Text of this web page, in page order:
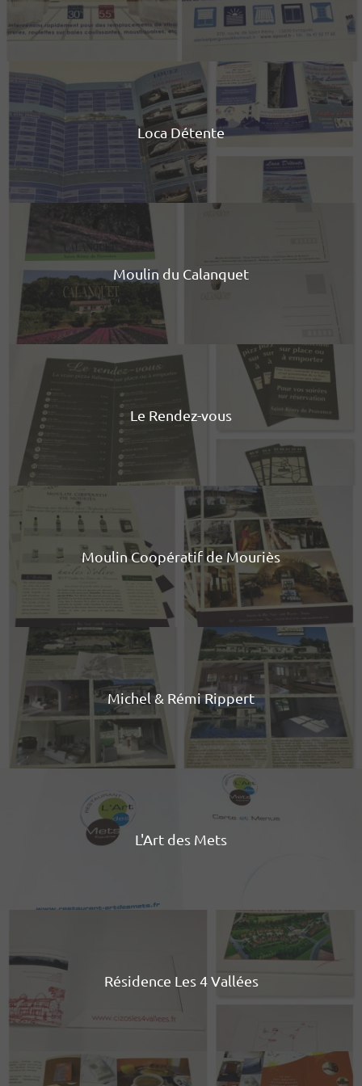
Loca Détente
Moulin du Calanquet
Le Rendez-vous
Moulin Coopératif de Mouriès
Michel & Rémi Rippert
L'Art des Mets
Résidence Les 4 Vallées